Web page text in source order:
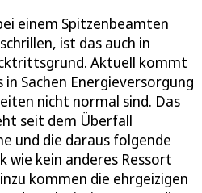
einem Spitzenbeamten
ist das auch in
Aktuell kommt
in Sachen Energieversorgung
nicht normal sind. Das
seit dem Überfall
und die daraus folgende
wie kein anderes Ressort
kommen die ehrgeizigen